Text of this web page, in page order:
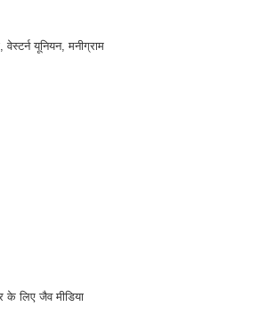
यूनियन, मनीग्राम
लिए जैव मीडिया